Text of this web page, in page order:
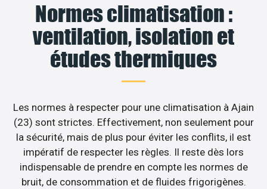
Normes climatisation :
ventilation, isolation et
études thermiques
Les normes à respecter pour une climatisation à Ajain
(23) sont strictes. Effectivement, non seulement pour
la sécurité, mais de plus pour éviter les conflits, il est
impératif de respecter les règles. Il reste dès lors
indispensable de prendre en compte les normes de
bruit, de consommation et de fluides frigorigènes.